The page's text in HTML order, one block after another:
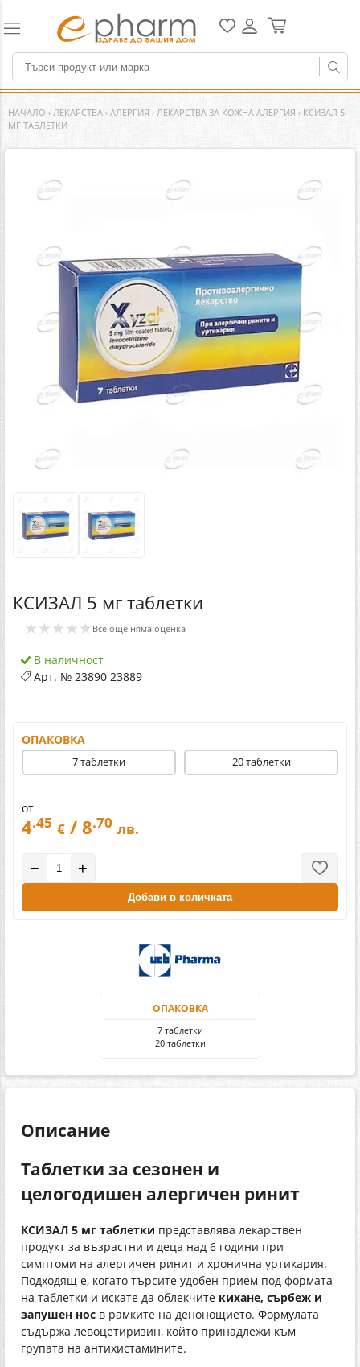
НАЧАЛО › ЛЕКАРСТВА › АЛЕРГИЯ › ЛЕКАРСТВА ЗА КОЖНА АЛЕРГИЯ › КСИЗАЛ 5
МГ ТАБЛЕТКИ
КСИЗАЛ 5 мг таблетки
★★★★★ Все още няма оценка
В наличност
Арт. № 23890 23889
ОПАКОВКА
7 таблетки 20 таблетки
от
4.45 € / 8.70 лв.
− +
Добави в количката
ОПАКОВКА
7 таблетки
20 таблетки
Описание
Таблетки за сезонен и
целогодишен алергичен ринит
КСИЗАЛ 5 мг таблетки представлява лекарствен
продукт за възрастни и деца над 6 години при
симптоми на алергичен ринит и хронична уртикария.
Подходящ е, когато търсите удобен прием под формата
на таблетки и искате да облекчите кихане, сърбеж и
запушен нос в рамките на денонощието. Формулата
съдържа левоцетиризин, който принадлежи към
групата на антихистамините.